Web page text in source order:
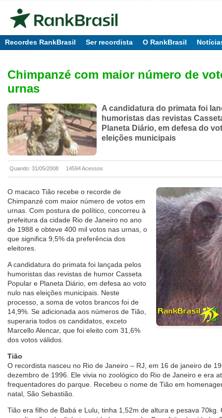
Recordes RankBrasil Ser recordista O RankBrasil
Chimpanzé com maior número de
urnas
A candidatura do primata foi
humoristas das revistas
Planeta Diário, em defesa do
eleições municipais
Quando: 31/05/2008 14594 Acessos
O macaco Tião recebe o recorde de
Chimpanzé com maior número de votos em
urnas. Com postura de político, concorreu à
prefeitura da cidade Rio de Janeiro no ano
de 1988 e obteve 400 mil votos nas urnas, o
que significa 9,5% da preferência dos
eleitores.
A candidatura do primata foi lançada pelos
humoristas das revistas de humor Casseta
Popular e Planeta Diário, em defesa ao voto
nulo nas eleições municipais. Neste
processo, a soma de votos brancos foi de
14,9%. Se adicionada aos números de Tião,
superaria todos os candidatos, exceto
Marcello Alencar, que foi eleito com 31,6%
dos votos válidos.
Tião
O recordista nasceu no Rio de Janeiro – RJ, em 16 de janeiro de
dezembro de 1996. Ele vivia no zoológico do Rio de Janeiro e era
frequentadores do parque. Recebeu o nome de Tião em
natal, São Sebastião.
Tião era filho de Babá e Lulu, tinha 1,52m de altura e pesava